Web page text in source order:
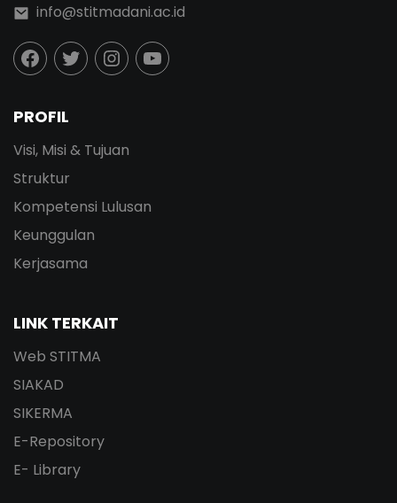
info@stitmadani.ac.id
PROFIL
Visi, Misi & Tujuan
Struktur
Kompetensi Lulusan
Keunggulan
Kerjasama
LINK TERKAIT
Web STITMA
SIAKAD
SIKERMA
E-Repository
E- Library